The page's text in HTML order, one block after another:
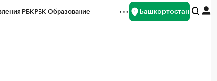
РБКРБК Образование Башкортостан